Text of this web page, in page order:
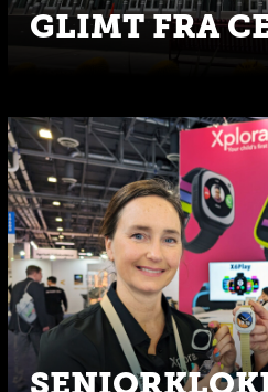
GLIMT FRA